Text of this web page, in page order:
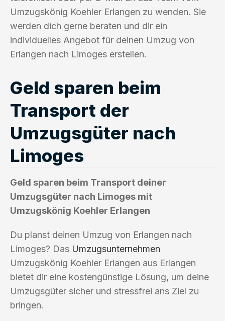
Umzugskönig Koehler Erlangen zu wenden. Sie
werden dich gerne beraten und dir ein
individuelles Angebot für deinen Umzug von
Erlangen nach Limoges erstellen.
Geld sparen beim
Transport der
Umzugsgüter nach
Limoges
Geld sparen beim Transport deiner
Umzugsgüter nach Limoges mit
Umzugskönig Koehler Erlangen
Du planst deinen Umzug von Erlangen nach
Limoges? Das Umzugsunternehmen
Umzugskönig Koehler Erlangen aus Erlangen
bietet dir eine kostengünstige Lösung, um deine
Umzugsgüter sicher und stressfrei ans Ziel zu
bringen.